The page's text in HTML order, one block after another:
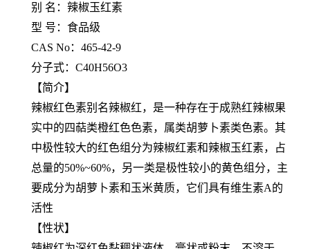
别 名：辣椒玉红素
型 号：食品级
CAS No：465-42-9
分子式：C40H56O3
【简介】
辣椒红色素别名辣椒红，是一种存在于成熟红辣椒果
实中的四萜类橙红色色素，属类胡萝卜素类色素。其
中极性较大的红色组分为辣椒红素和辣椒玉红素，占
总量的50%~60%，另一类是极性较小的黄色组分，主
要成分为胡萝卜素和玉米黄质，它们具有维生素A的
活性
【性状】